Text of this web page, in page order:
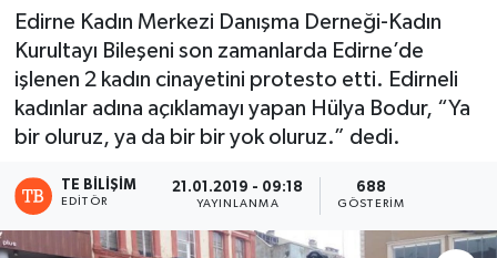
Edirne Kadın Merkezi Danışma Derneği-Kadın
Kurultayı Bileşeni son zamanlarda Edirne’de
işlenen 2 kadın cinayetini protesto etti. Edirneli
kadınlar adına açıklamayı yapan Hülya Bodur, “Ya
bir oluruz, ya da bir bir yok oluruz.” dedi.
TE BILIŞIM
EDITÖR
21.01.2019 - 09:18
YAYINLANMA
688
GÖSTERIM
SAĞLIK
Son Dakika Haberleri
Haber Arşivi